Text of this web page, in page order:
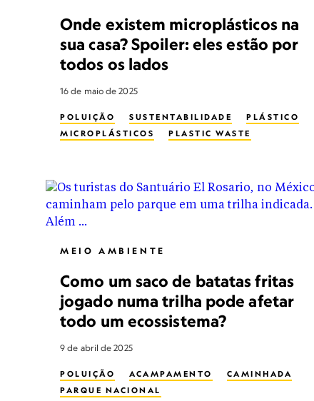
Onde existem microplásticos na
sua casa? Spoiler: eles estão por
todos os lados
16 de maio de 2025
POLUIÇÃO SUSTENTABILIDADE
PLÁSTICO
MICROPLÁSTICOS
PLASTIC WASTE
MEIO AMBIENTE
Como um saco de batatas fritas
jogado numa trilha pode afetar
todo um ecossistema?
9 de abril de 2025
POLUIÇÃO ACAMPAMENTO
CAMINHADA
PARQUE NACIONAL